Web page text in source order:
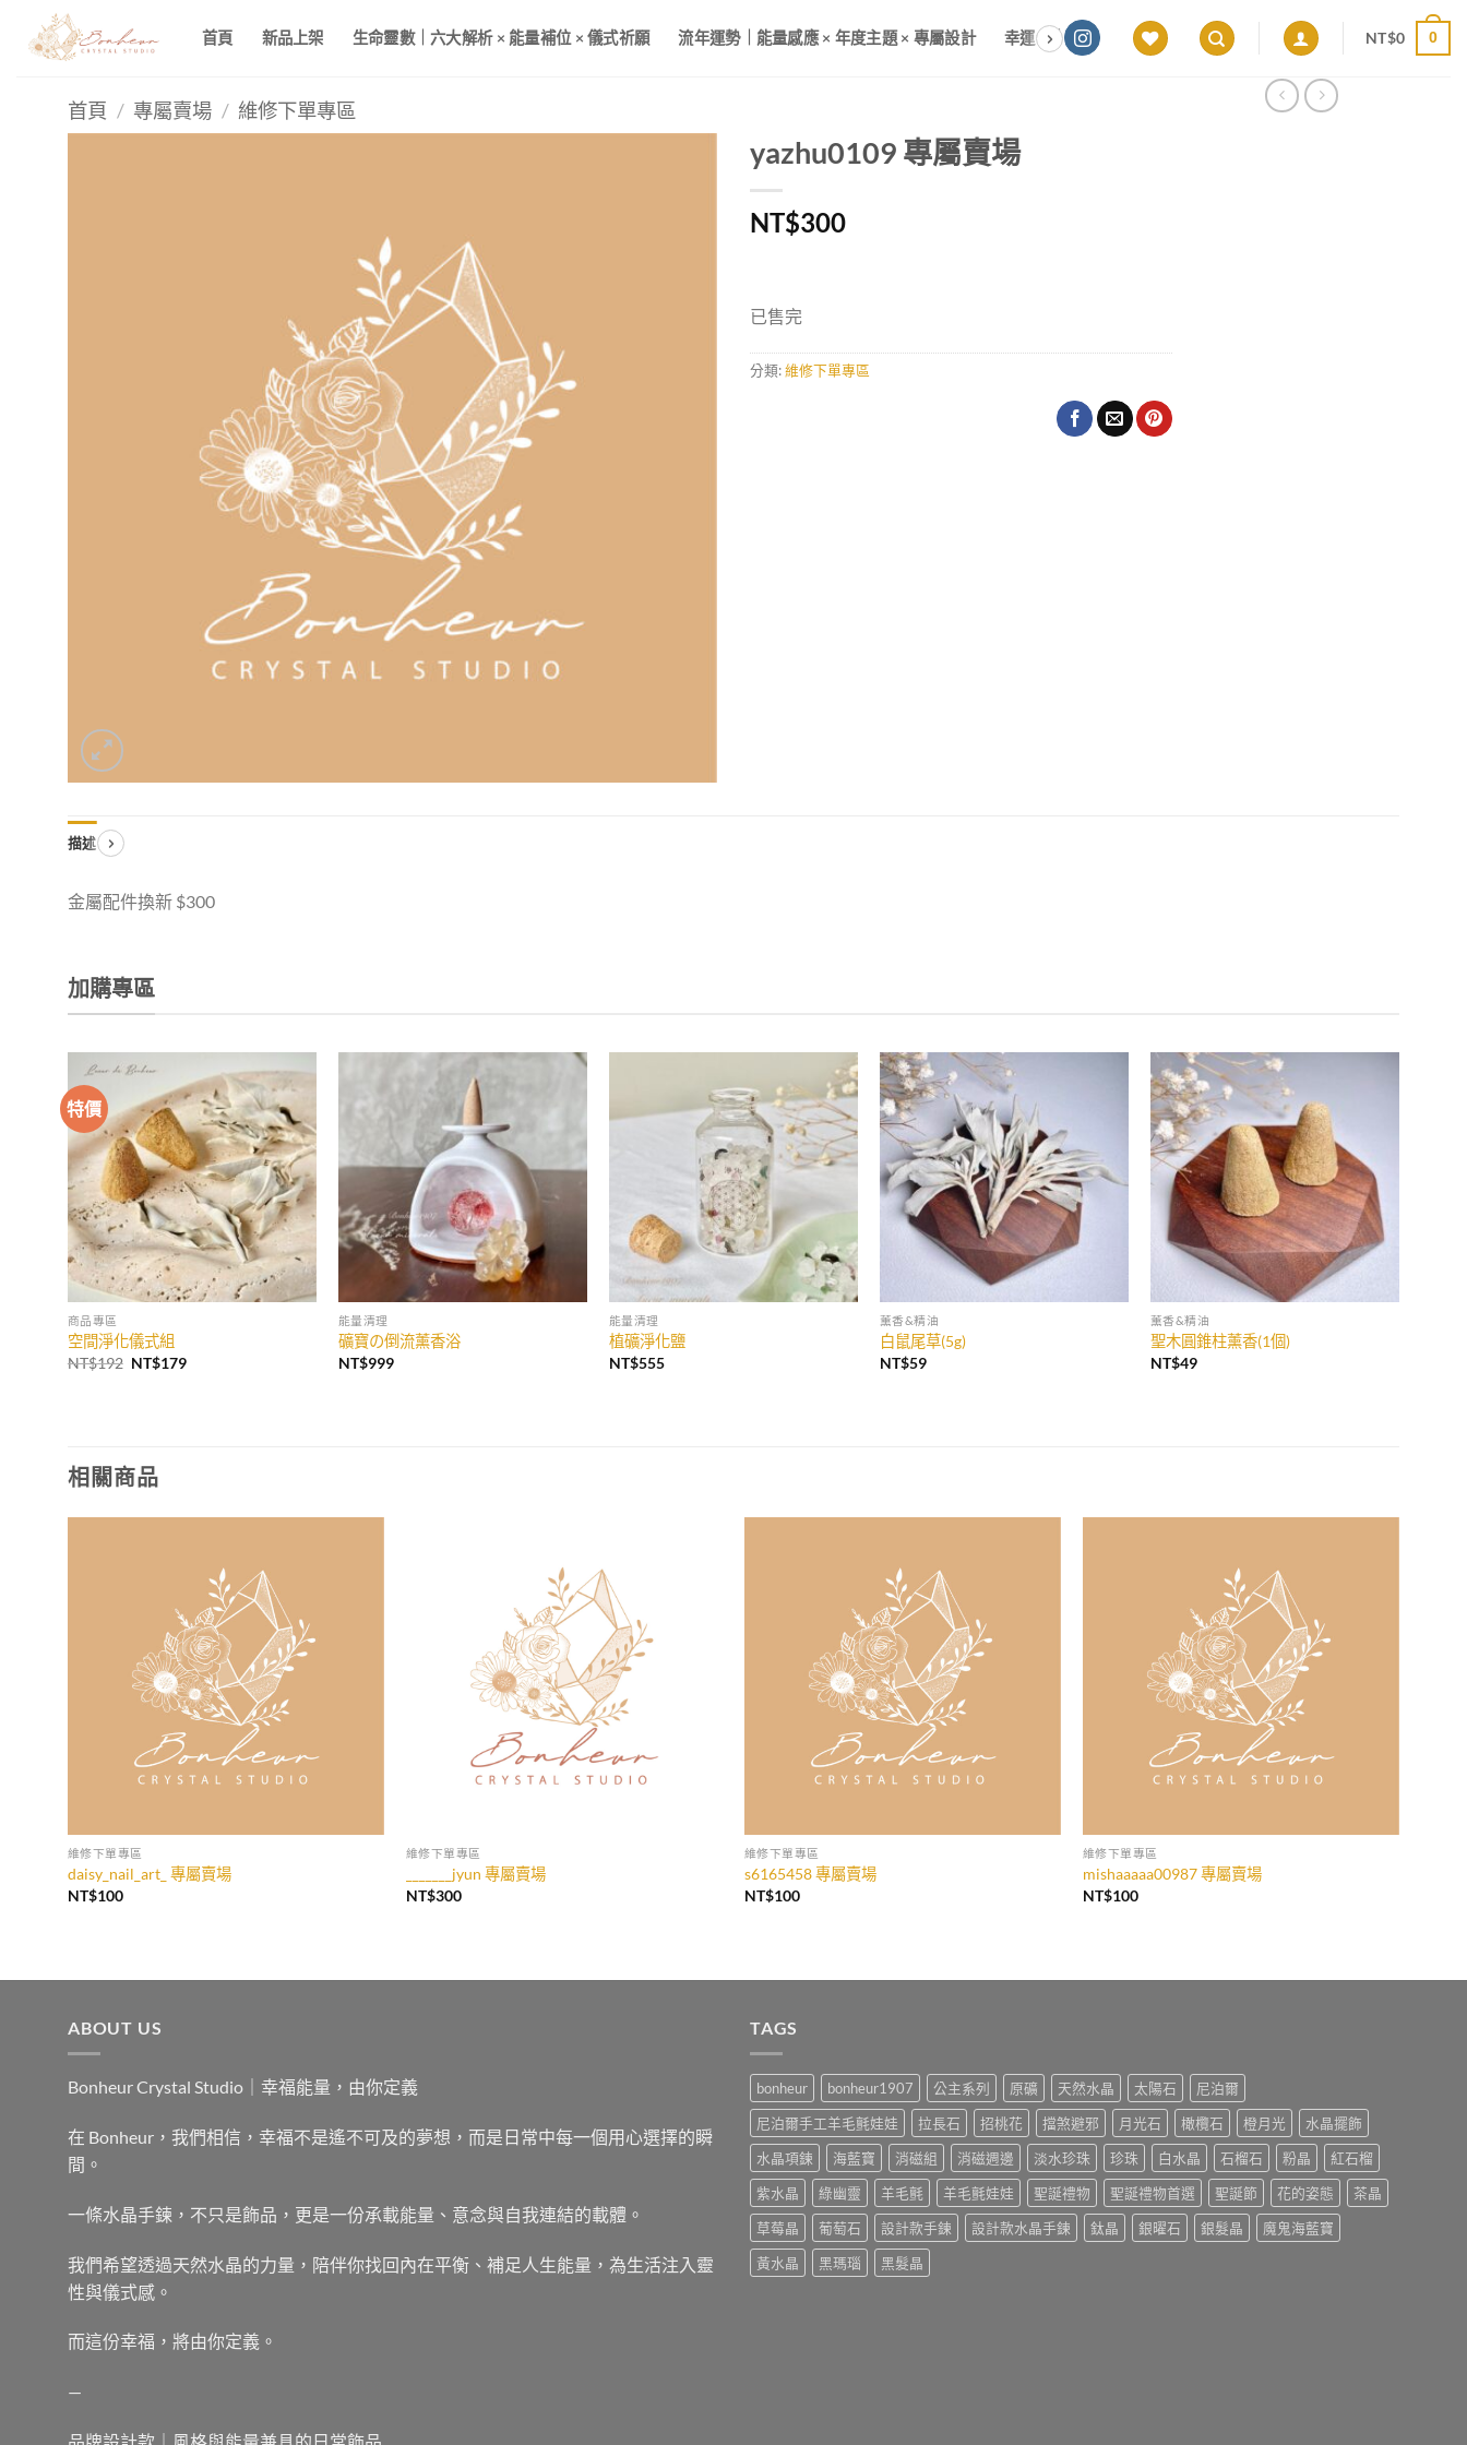
首頁 新品上架 生命靈數｜六大解析 × 能量補位 × 儀式祈願 流年運勢｜能量感應 × 年度主題 × 專屬設計 幸運色｜能量感應 × 色彩頻率 × 專屬設計 願望顯化｜意圖啟動
NT$0 0
首頁 / 專屬賣場 / 維修下單專區
yazhu0109 專屬賣場
NT$300
已售完
分類:維修下單專區
描述
金屬配件換新 $300
加購專區
特價
加入
收藏
商品專區
空間淨化儀式組
NT$192 原
NT$179目
能量清理
礦寶の倒流薰香浴
NT$999
加入
收藏
能量清理
植礦淨化鹽
NT$555
薰香&精油
白鼠尾草(5g)
NT$59
薰香&精油
聖木圓錐柱薰香(1個)
NT$49
相關商品
維修下單專區
daisy_nail_art_ 專屬賣場
NT$100
維修下單專區
_______jyun 專屬賣場
NT$300
維修下單專區
s6165458 專屬賣場
NT$100
維修下單專區
mishaaaaa00987 專屬賣場
NT$100
ABOUT US
Bonheur Crystal Studio｜幸福能量，由你定義
在 Bonheur，我們相信，幸福不是遙不可及的夢想，而是日常中每一個用心選擇的瞬
間。
一條水晶手鍊，不只是飾品，更是一份承載能量、意念與自我連結的載體。
我們希望透過天然水晶的力量，陪伴你找回內在平衡、補足人生能量，為生活注入靈
性與儀式感。
而這份幸福，將由你定義。
—
TAGS
bonheur bonheur1907 公主系列 原礦 天然水晶 太陽石
尼泊爾
尼泊爾手工羊毛氈娃娃
拉長石 招桃花 擋煞避邪 月光石 橄欖石 橙月光
水晶擺飾
水晶項鍊
海藍寶 消磁組 消磁週邊 淡水珍珠 珍珠 白水晶 石榴石 粉晶
紅石榴
紫水晶
綠幽靈 羊毛氈 羊毛氈娃娃 聖誕禮物 聖誕禮物首選 聖誕節 花的姿態
茶晶
草莓晶
葡萄石 設計款手鍊 設計款水晶手鍊 鈦晶 銀曜石 銀髮晶
魔鬼海藍寶
黃水晶
黑瑪瑙 黑髮晶